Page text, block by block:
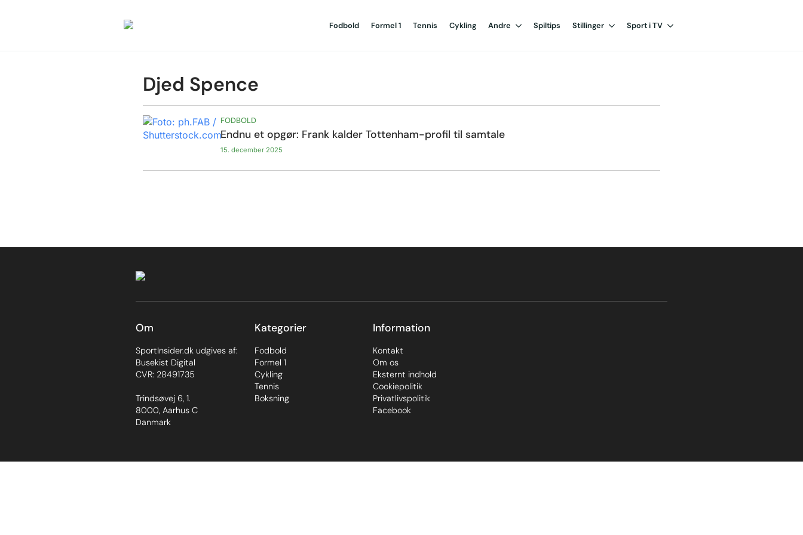
Fodbold Formel 1 Tennis Cykling Andre Spiltips Stillinger Sport i TV
Djed Spence
Endnu et opgør: Frank kalder Tottenham-profil til samtale
15. december 2025
FODBOLD
Om
SportInsider.dk udgives af:
Busekist Digital
CVR: 28491735
Trindsøvej 6, 1.
8000, Aarhus C
Danmark
Kategorier
Fodbold
Formel 1
Cykling
Tennis
Boksning
Information
Kontakt
Om os
Eksternt indhold
Cookiepolitik
Privatlivspolitik
Facebook